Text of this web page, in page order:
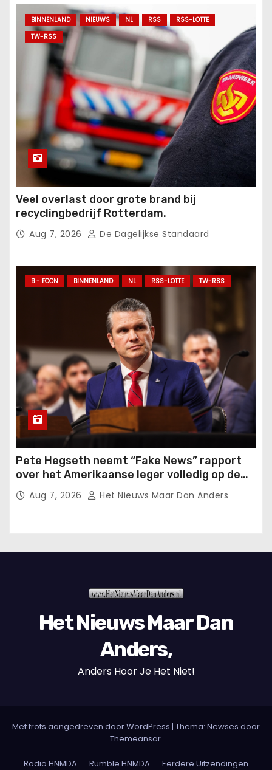
BINNENLAND NIEUWS NL RSS
RSS-LOTTE
TW-RSS
Veel overlast door grote brand bij
recyclingbedrijf Rotterdam.
Aug 7, 2026 De Dagelijkse Standaard
B - FOON BINNENLAND NL RSS-LOTTE TW-RSS
Pete Hegseth neemt “Fake News” rapport
over het Amerikaanse leger volledig op de
korrel: “Schaam je!”
Aug 7, 2026 Het Nieuws Maar Dan Anders
Het Nieuws Maar Dan
Anders,
Anders Hoor Je Het Niet!
Met trots aangedreven door WordPress | Thema: Newses door
Themeansar.
Radio HNMDA Rumble HNMDA Eerdere Uitzendingen